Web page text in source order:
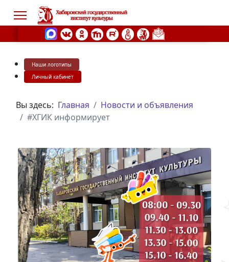
Наши логотипы
Личный кабинет
Вы здесь: Главная
Новости и объявления
#ХГИК информирует